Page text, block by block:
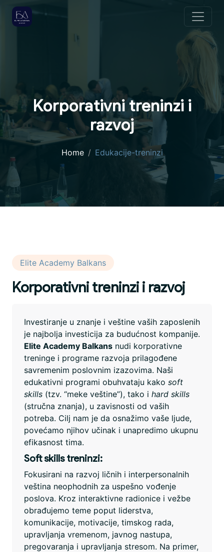
Korporativni treninzi i
razvoj
Home Edukacije-treninzi
Elite Academy Balkans
Korporativni treninzi i razvoj
Investiranje u znanje i veštine vaših zaposlenih
je najbolja investicija za budućnost kompanije.
Elite Academy Balkans nudi korporativne
treninge i programe razvoja prilagođene
savremenim poslovnim izazovima. Naši
edukativni programi obuhvataju kako soft
skills (tzv. “meke veštine”), tako i hard skills
(stručna znanja), u zavisnosti od vaših
potreba. Cilj nam je da osnažimo vaše ljude,
povećamo njihov učinak i unapredimo ukupnu
efikasnost tima.
Soft skills treninzi:
Fokusirani na razvoj ličnih i interpersonalnih
veština neophodnih za uspešno vođenje
poslova. Kroz interaktivne radionice i vežbe
obrađujemo teme poput liderstva,
komunikacije, motivacije, timskog rada,
upravljanja vremenom, javnog nastupa,
pregovaranja i upravljanja stresom. Na primer,